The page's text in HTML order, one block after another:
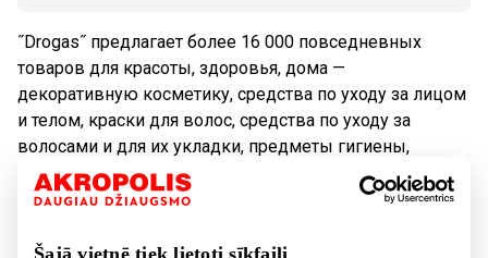
Šajā vietnē tiek lietoti sīkfaili
˝Drogas˝ предлагает более 16 000 повседневных
товаров для красоты, здоровья, дома —
декоративную косметику, средства по уходу за лицом
и телом, краски для волос, средства по уходу за
волосами и для их укладки, предметы гигиены,
парфюмерию, галантерейные товары, колготки и
носки, товары для детей, бытовую химию и